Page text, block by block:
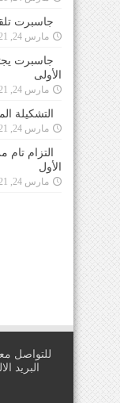
جاسبرت
مارس 24, 2021
جاسبرت
الأولى
مارس 24, 2021
التشكيلة
مارس 24, 2021
التزام
الأول
مارس 24, 2021
البريد